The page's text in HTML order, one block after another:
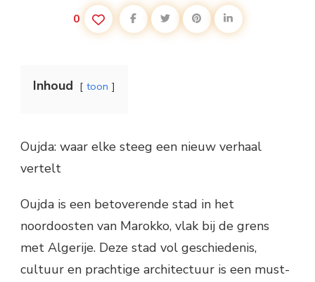
0
Inhoud toon
Oujda: waar elke steeg een nieuw verhaal
vertelt
Oujda is een betoverende stad in het
noordoosten van Marokko, vlak bij de grens
met Algerije. Deze stad vol geschiedenis,
cultuur en prachtige architectuur is een must-